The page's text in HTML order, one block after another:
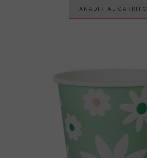
AÑADIR AL CARRITO